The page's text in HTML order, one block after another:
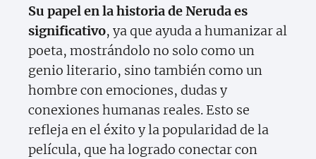
Su papel en la historia de Neruda es
significativo, ya que ayuda a humanizar al
poeta, mostrándolo no solo como un
genio literario, sino también como un
hombre con emociones, dudas y
conexiones humanas reales. Esto se
refleja en el éxito y la popularidad de la
película, que ha logrado conectar con